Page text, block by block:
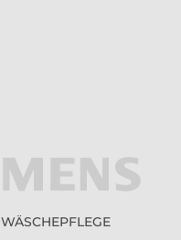
WÄSCHEPFLEGE